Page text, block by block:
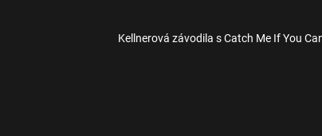
Kellnerová závodila s Catch Me If You